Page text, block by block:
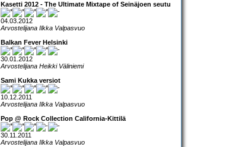
Kasetti 2012 - The Ultimate Mixtape of Seinäjoen seutu
04.03.2012
Arvostelijana Ilkka Valpasvuo
Balkan Fever Helsinki
30.01.2012
Arvostelijana Heikki Väliniemi
Sami Kukka versiot
10.12.2011
Arvostelijana Ilkka Valpasvuo
Pop @ Rock Collection California-Kittilä
30.11.2011
Arvostelijana Ilkka Valpasvuo